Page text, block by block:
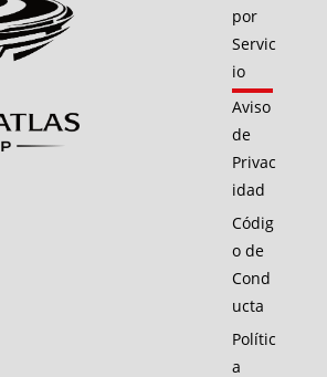
por
Servic
io
Aviso
de
Privac
idad
Códig
o de
Cond
ucta
Polític
a